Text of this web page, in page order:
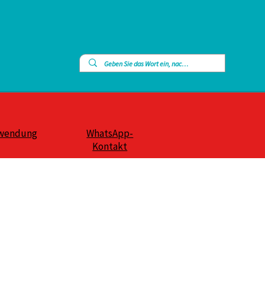
WhatsApp-
Kontakt